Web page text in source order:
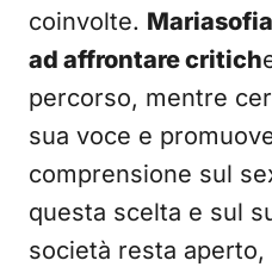
coinvolte.
ad affrontare critich
percorso, mentre
sua voce e
comprensione sul
questa scelta e sul
società resta